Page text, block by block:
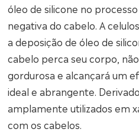
óleo de silicone no
negativa do cabelo. A
a deposição de óleo de
cabelo perca seu corpo,
gordurosa e alcançará um
ideal e abrangente.
amplamente utilizados em
com os cabelos.